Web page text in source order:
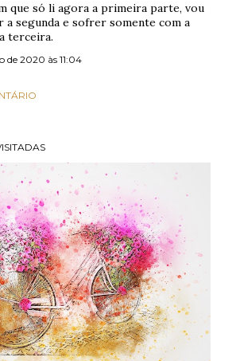
que só li agora a primeira parte, vou
a segunda e sofrer somente com a
terceira.
de 2020 às 11:04